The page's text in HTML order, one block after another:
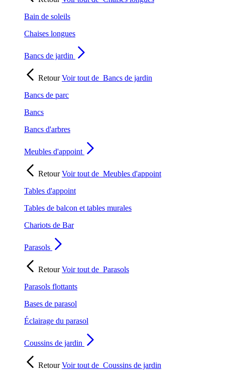
Bain de soleils
Chaises longues
Bancs de jardin
RetourVoir tout de Bancs de jardin
Bancs de parc
Bancs
Bancs d'arbres
Meubles d'appoint
RetourVoir tout de Meubles d'appoint
Tables d'appoint
Tables de balcon et tables murales
Chariots de Bar
Parasols
RetourVoir tout de Parasols
Parasols flottants
Bases de parasol
Éclairage du parasol
Coussins de jardin
RetourVoir tout de Coussins de jardin